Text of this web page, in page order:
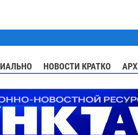
НОВОСТИ КРАТКО